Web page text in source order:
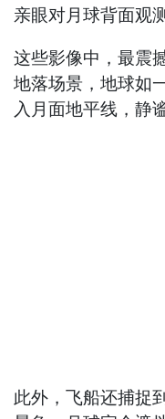
亲眼对月球背面观
这些影像中，最震
地落场景，地球如
入月面地平线，静
此外，飞船还捕捉